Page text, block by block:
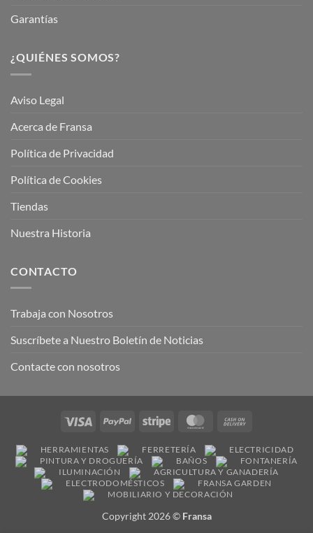
Garantías
¿QUIÉNES SOMOS?
Aviso Legal
Acerca de Fransa
Política de Privacidad
Política de Cookies
Tiendas
Nuestra Historia
CONTACTO
Trabaja con Nosotros
Suscríbete a Nuestro Boletín de Noticias
Contacte con nosotros
Visa PayPal Stripe MasterCard
Delivery
HERRAMIENTAS FERRETERÍA
ELECTRICIDAD
PINTURA Y DROGUERÍA
BAÑOS
FONTANERÍA
ILUMINACIÓN
AGRICULTURA Y GANADERÍA
ELECTRODOMÉSTICOS
FRANSA GARDEN
MOBILIARIO Y DECORACIÓN
Copyright 2026 © Fransa